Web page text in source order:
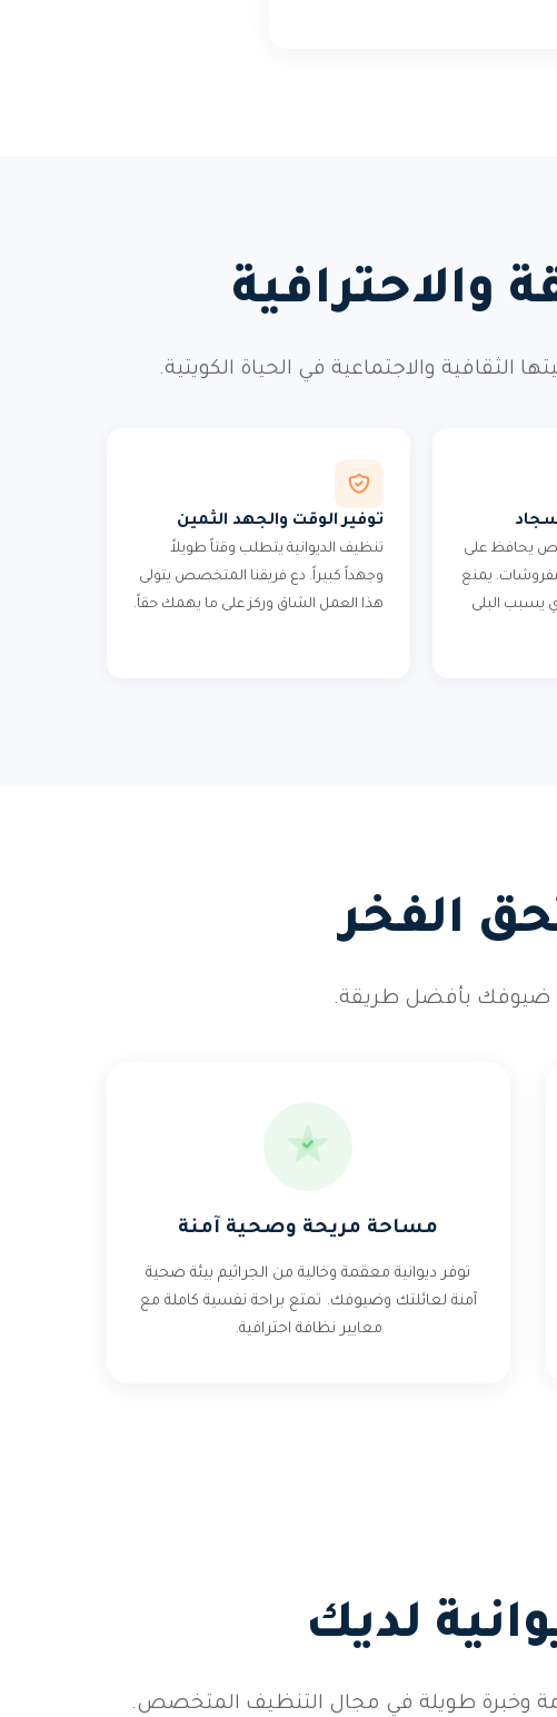
والاحترافية
والاجتماعية في الحياة الكويتية.
يحافظ على
يمنع
يسبب البلى
توفير الوقت والجهد الثمين
تنظيف الديوانية يتطلب وقتاً طويلاً
وجهداً كبيراً. دع فريقنا المتخصص يتولى
هذا العمل الشاق وركز على ما يهمك حقاً.
الفخر
ضيوفك بأفضل طريقة.
مساحة مريحة وصحية آمنة
توفر ديوانية معقمة وخالية من الجراثيم بيئة صحية
آمنة لعائلتك وضيوفك. تمتع براحة نفسية كاملة مع
معايير نظافة احترافية.
لديك
وخبرة طويلة في مجال التنظيف المتخصص.